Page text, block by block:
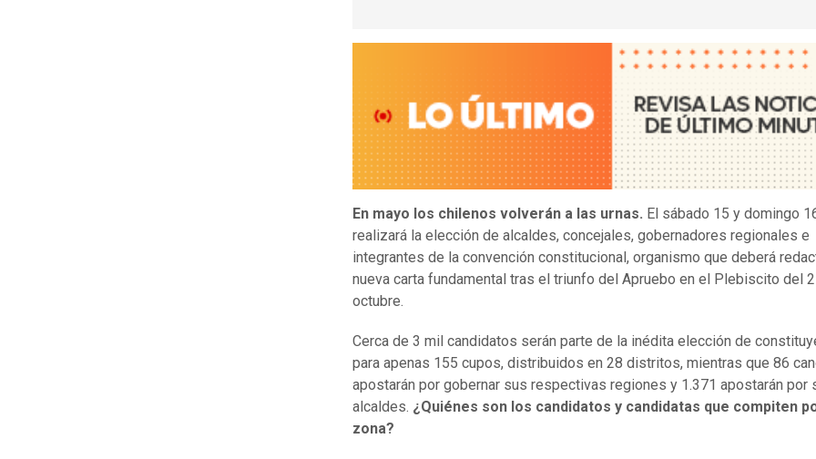
En mayo los chilenos volverán a las urnas. El sábado 15 y domingo
realizará la elección de alcaldes, concejales, gobernadores regionales e
integrantes de la convención constitucional, organismo que deberá
nueva carta fundamental tras el triunfo del Apruebo en el Plebiscito del
octubre.
Cerca de 3 mil candidatos serán parte de la inédita elección de
para apenas 155 cupos, distribuidos en 28 distritos, mientras que 86
apostarán por gobernar sus respectivas regiones y 1.371 apostarán por
alcaldes. ¿Quiénes son los candidatos y candidatas que compiten
zona?